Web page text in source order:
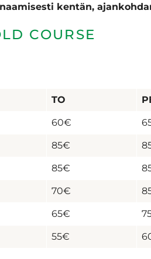
kentän,
COURSE
TO
60€
85€
85€
70€
65€
55€